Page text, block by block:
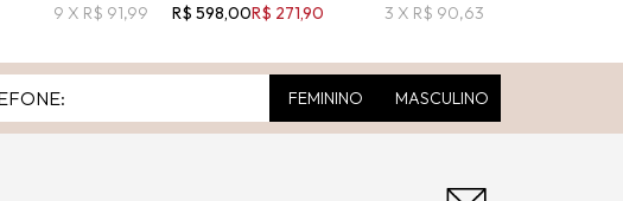
9 X R$ 91,99
R$ 598,00R$ 271,90 3 X R$ 90,63
FEMININO MASCULINO